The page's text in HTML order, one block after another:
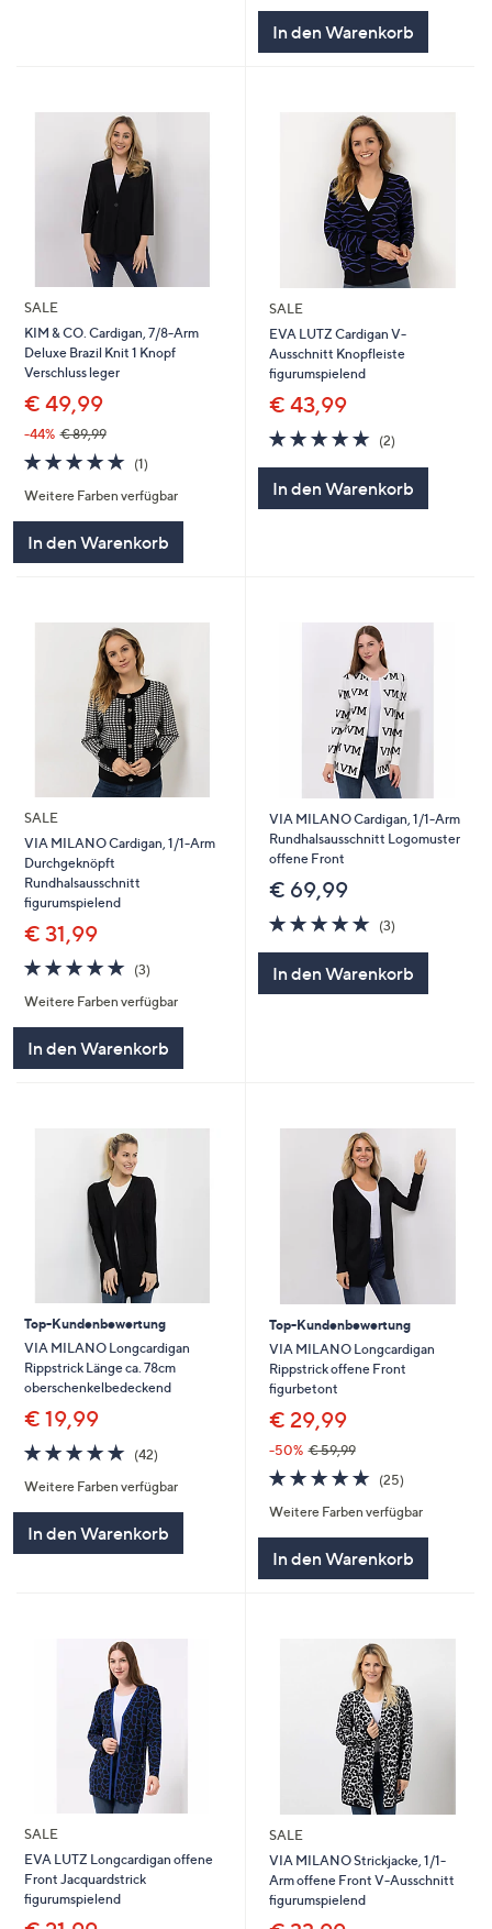
In den Warenkorb
SALE
KIM & CO. Cardigan, 7/8-Arm
Deluxe Brazil Knit 1 Knopf
Verschluss leger
€ 49,99
-44% € 89,99
5.0
von
5
(1)1
Weitere Farben verfügbar
In den Warenkorb
SALE
EVA LUTZ Cardigan V-
Ausschnitt Knopfleiste
figurumspielend
€ 43,99
5.0
von
(2)2
In den Warenkorb
SALE
VIA MILANO Cardigan, 1/1-Arm
Durchgeknöpft
Rundhalsausschnitt
figurumspielend
€ 31,99
5.0
von
5
(3)3
Weitere Farben verfügbar
In den Warenkorb
VIA MILANO Cardigan, 1/1-Arm
Rundhalsausschnitt Logomuster
offene Front
€ 69,99
5.0
von
(3)3
In den Warenkorb
Top-Kundenbewertung
VIA MILANO Longcardigan
Rippstrick Länge ca. 78cm
oberschenkelbedeckend
€ 19,99
4.8
von
5
(42)42
Weitere Farben verfügbar
In den Warenkorb
Top-Kundenbewertung
VIA MILANO Longcardigan
Rippstrick offene Front
figurbetont
€ 29,99
-50% € 59,99
4.7
von
5
(25)25
Weitere Farben verfügbar
In den Warenkorb
SALE
EVA LUTZ Longcardigan offene
Front Jacquardstrick
figurumspielend
SALE
VIA MILANO Strickjacke, 1/1-
Arm offene Front V-Ausschnitt
figurumspielend